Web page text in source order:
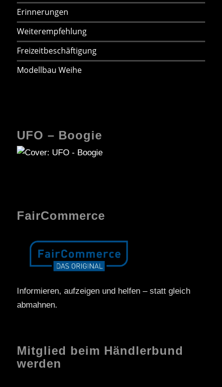
Erinnerungen
Weiterempfehlung
Freizeitbeschäftigung
Modellbau Weihe
UFO – Boogie
FairCommerce
Informieren, aufzeigen und helfen – statt gleich
abmahnen.
Mitglied beim Händlerbund
werden